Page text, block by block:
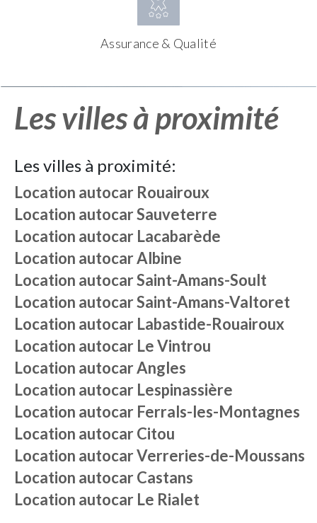
Assurance & Qualité
Les villes à proximité
Les villes à proximité:
Location autocar Rouairoux
Location autocarSauveterre
Location autocar Lacabarède
Location autocarAlbine
Location autocarSaint-Amans-Soult
Location autocarSaint-Amans-Valtoret
Location autocar Labastide-Rouairoux
Location autocar Le Vintrou
Location autocarAngles
Location autocar Lespinassière
Location autocar Ferrals-les-Montagnes
Location autocarCitou
Location autocarVerreries-de-Moussans
Location autocarCastans
Location autocar Le Rialet